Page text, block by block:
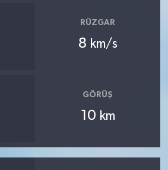
RÜZGAR
8 km/s
GÖRÜŞ
10 km